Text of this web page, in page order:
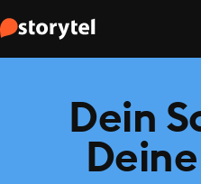
Dein